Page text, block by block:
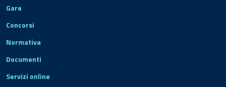
Gare
Concorsi
Normativa
Documenti
Servizi online